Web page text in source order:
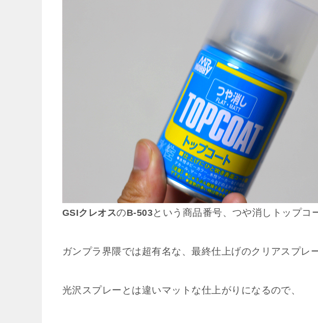
GSIクレオスのB-503という商品番号、つや消しトップコ
ガンプラ界隈では超有名な、最終仕上げのクリアスプレ
光沢スプレーとは違いマットな仕上がりになるので、